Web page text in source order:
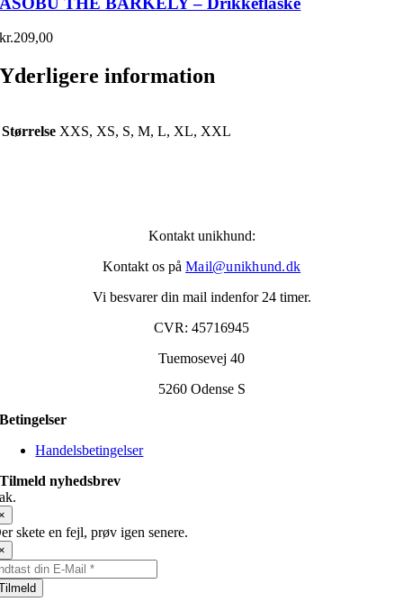
kr.209,00
Yderligere information
Størrelse XXS, XS, S, M, L, XL, XXL
Kontakt unikhund:
Kontakt os på Mail@unikhund.dk
Vi besvarer din mail indenfor 24 timer.
CVR: 45716945
Tuemosevej 40
5260 Odense S
Betingelser
Handelsbetingelser
Tilmeld nyhedsbrev
skete en fejl, prøv igen senere.